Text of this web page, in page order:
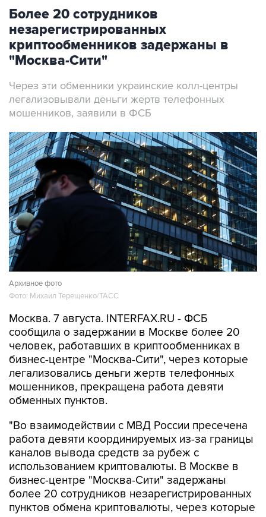
Более 20 сотрудников
незарегистрированных
криптообменников задержаны в
"Москва-Сити"
Через эти обменники украинские колл-центры
легализовывали деньги жертв телефонных
мошенников, заявили в ФСБ
Архивное фото
Фото: Михаил Терещенко/ТАСС
Москва. 7 августа. INTERFAX.RU - ФСБ
сообщила о задержании в Москве более 20
человек, работавших в криптообменниках в
бизнес-центре "Москва-Сити", через которые
легализовались деньги жертв телефонных
мошенников, прекращена работа девяти
обменных пунктов.
"Во взаимодействии с МВД России пресечена
работа девяти координируемых из-за границы
каналов вывода средств за рубеж с
использованием криптовалюты. В Москве в
бизнес-центре "Москва-Сити" задержаны
более 20 сотрудников незарегистрированных
пунктов обмена криптовалюты, через которые